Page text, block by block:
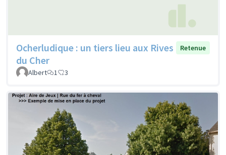
Ocherludique : un tiers lieu aux Rives
du Cher
Retenue
Albert 1 3